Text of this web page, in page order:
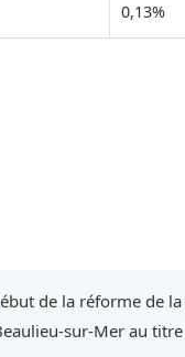
0,13%
de la réforme de
sur-Mer au